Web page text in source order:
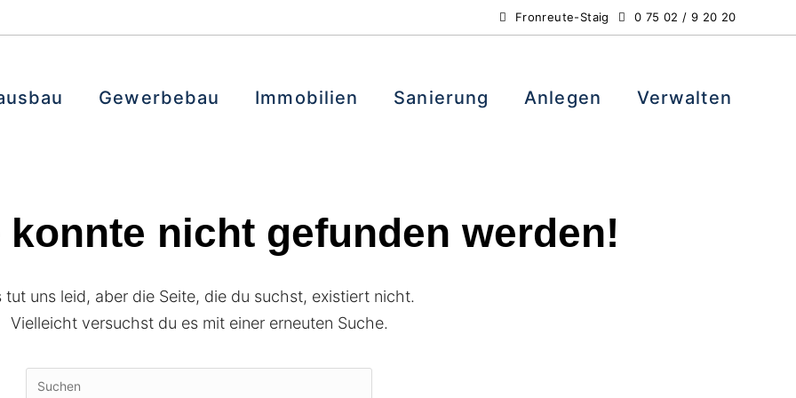
Fronreute-Staig 0 75 02 / 9 20 20
Gewerbebau Immobilien Sanierung Anlegen Verwalten
konnte nicht gefunden werden!
tut uns leid, aber die Seite, die du suchst, existiert nicht.
Vielleicht versuchst du es mit einer erneuten Suche.